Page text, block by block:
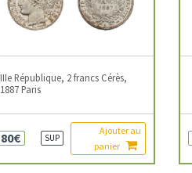
IIIe République, 2 francs Cérès,
1887 Paris
80€ SUP
Ajouter au
panier